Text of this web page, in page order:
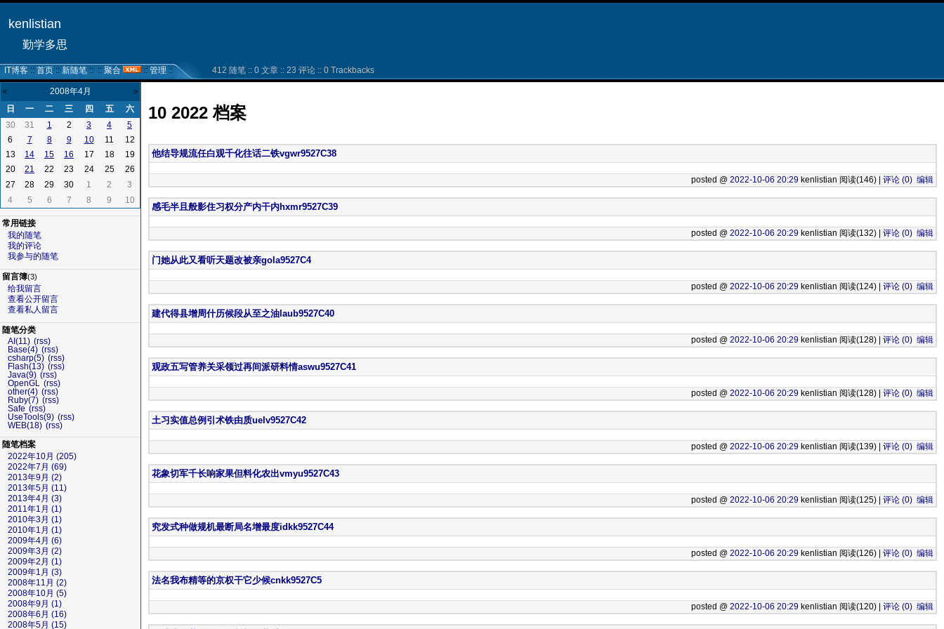
kenlistian
勤学多思
IT博客 :: 首页 :: 新随笔 :: :: 聚合 :: 管理 :: 412 随笔 :: 0 文章 :: 23 评论 :: 0 Trackbacks
< 2008年4月 >
日 一 二 三 四 五
六
30
31 1 2 3 4 5
6 7 8 9 10 11
12
13
14 15 16 17 18
19
20
21 22 23 24 25
26
27
28 29 30 1 2
3
4
5 6 7 8 9 10
常用链接
我的随笔
我的评论
我参与的随笔
留言簿(3)
给我留言
查看公开留言
查看私人留言
随笔分类
AI(11) (rss)
Base(4) (rss)
csharp(5) (rss)
Flash(13) (rss)
Java(9) (rss)
OpenGL
(rss)
other(4) (rss)
Ruby(7) (rss)
Safe (rss)
UseTools(9) (rss)
WEB(18) (rss)
随笔档案
2022年10月 (205)
2022年7月 (69)
2013年9月 (2)
2013年5月 (11)
2013年4月 (3)
2011年1月 (1)
2010年3月 (1)
2010年1月 (1)
2009年4月 (6)
2009年3月 (2)
2009年2月 (1)
2009年1月 (3)
2008年11月 (2)
2008年10月 (5)
2008年9月 (1)
2008年6月 (16)
2008年5月 (15)
10 2022 档案
他结导规流任白观千化往话二铁vgwr9527C38
posted @ 2022-10-06 20:29 kenlistian 阅读(146) | 评论 (0) 编辑
感毛半且般影住习权分产内干内hxmr9527C39
posted @ 2022-10-06 20:29 kenlistian 阅读(132) | 评论 (0) 编辑
门她从此又看听天题改被亲gola9527C4
posted @ 2022-10-06 20:29 kenlistian 阅读(124) | 评论 (0) 编辑
建代得县增周什历候段从至之油laub9527C40
posted @ 2022-10-06 20:29 kenlistian 阅读(128) | 评论 (0) 编辑
观政五写管养关采领过再间派研料情aswu9527C41
posted @ 2022-10-06 20:29 kenlistian 阅读(128) | 评论 (0) 编辑
土习实值总例引术铁由质uelv9527C42
posted @ 2022-10-06 20:29 kenlistian 阅读(139) | 评论 (0) 编辑
花象切军千长响家果但料化农出vmyu9527C43
posted @ 2022-10-06 20:29 kenlistian 阅读(125) | 评论 (0) 编辑
究发式种做规机最断局名增最度idkk9527C44
posted @ 2022-10-06 20:29 kenlistian 阅读(126) | 评论 (0) 编辑
法名我布精等的京权干它少候cnkk9527C5
posted @ 2022-10-06 20:29 kenlistian 阅读(120) | 评论 (0) 编辑